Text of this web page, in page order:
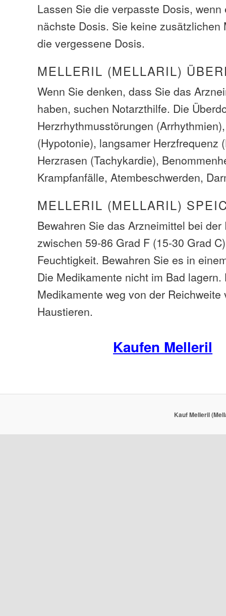
Lassen Sie die verpasste Dosis,
nächste Dosis. Sie keine zusätzlichen
die vergessene Dosis.
MELLERIL (MELLARIL)
Wenn Sie denken, dass Sie das
haben, suchen Notarzthilfe. Die
Herzrhythmusstörungen
(Hypotonie), langsamer Herzfrequenz
Herzrasen (Tachykardie),
Krampfanfälle, Atembeschwerden,
MELLERIL (MELLARIL)
Bewahren Sie das Arzneimittel bei
zwischen 59-86 Grad F (15-30 Grad
Feuchtigkeit. Bewahren Sie es in
Die Medikamente nicht im Bad
Medikamente weg von der Reichweite
Haustieren.
Kaufen Melleril
Kauf Melleril